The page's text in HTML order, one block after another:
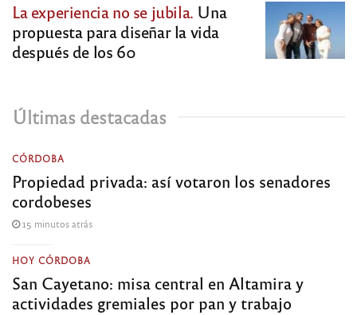
La experiencia no se jubila. Una
propuesta para diseñar la vida
después de los 60
Últimas destacadas
CÓRDOBA
Propiedad privada: así votaron los senadores
cordobeses
15 minutos atrás
HOY CÓRDOBA
San Cayetano: misa central en Altamira y
actividades gremiales por pan y trabajo